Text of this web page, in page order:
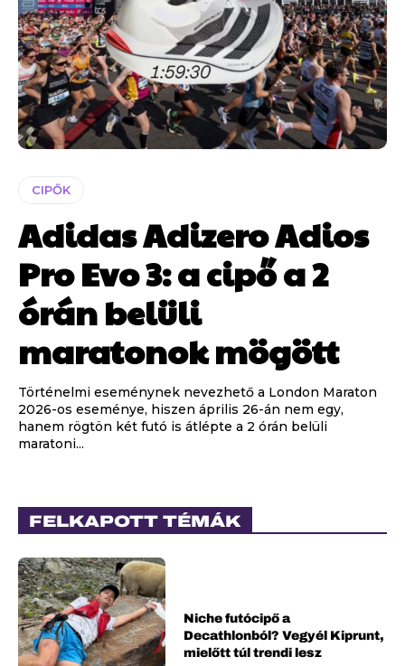
CIPŐK
Adidas Adizero Adios
Pro Evo 3: a cipő a 2
órán belüli
maratonok mögött
Történelmi eseménynek nevezhető a London Maraton
2026-os eseménye, hiszen április 26-án nem egy,
hanem rögtön két futó is átlépte a 2 órán belüli
maratoni...
FELKAPOTT TÉMÁK
Niche futócipő a
Decathlonból? Vegyél Kiprunt,
mielőtt túl trendi lesz